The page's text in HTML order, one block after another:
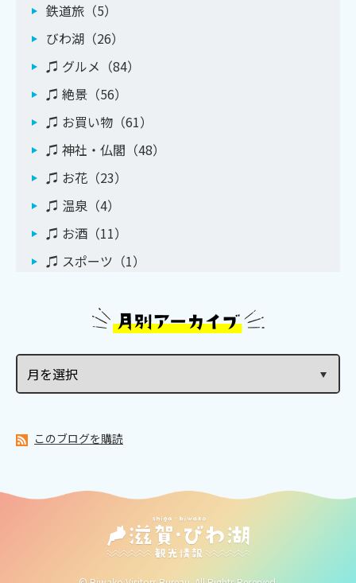
鉄道旅（5）
びわ湖（26）
♫ グルメ（84）
♫ 絶景（56）
♫ お買い物（61）
♫ 神社・仏閣（48）
♫ お花（23）
♫ 温泉（4）
♫ お酒（11）
♫ スポーツ（1）
♫ お祭り（10）
♫ ハイキング（8）
♫ サイクリング（3）
♫ PR（27）
シガリズム体験（12）
このブログを購読